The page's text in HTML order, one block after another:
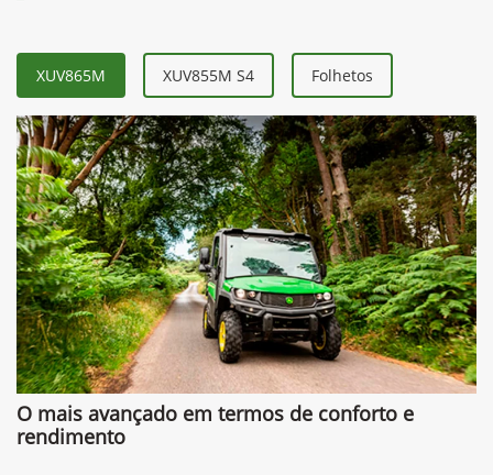
XUV865M XUV855M S4 Folhetos
O mais avançado em termos de conforto e
rendimento